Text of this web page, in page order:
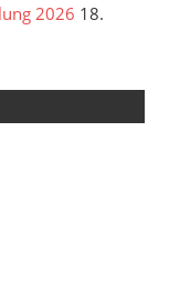
2026 18.